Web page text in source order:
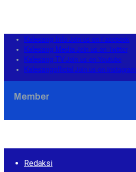
Kalesang Info Join us on Facebook
Kalesang MediaJoin us on Twitter
Kalesang TVJoin us on Youtube
Kalesangofficial Join us on Instagram
Member
Redaksi